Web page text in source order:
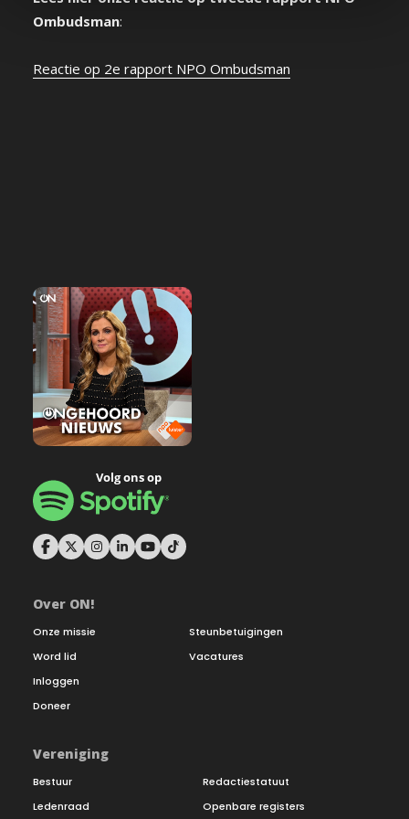
Ombudsman:
Reactie op 2e rapport NPO Ombudsman
Over ON!
Onze missie
Word lid
Inloggen
Doneer
Steunbetuigingen
Vacatures
Vereniging
Bestuur
Ledenraad
Redactiestatuut
Openbare registers